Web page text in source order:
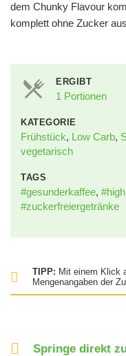
dem Chunky Flavour
komplett ohne Zucker
ERGIBT
1 Portionen
KATEGORIE
Frühstück, Low Carb,
vegetarisch
TAGS
#gesunderkaffee,
#zuckerfreiergetränke
TIPP: Mit einem Klick
Mengenangaben der
Springe direkt